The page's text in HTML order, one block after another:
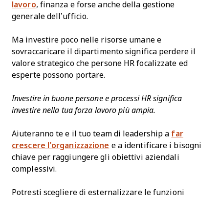
lavoro, finanza e forse anche della gestione
generale dell’ufficio.
Ma investire poco nelle risorse umane e
sovraccaricare il dipartimento significa perdere il
valore strategico che persone HR focalizzate ed
esperte possono portare.
Investire in buone persone e processi HR significa
investire nella tua forza lavoro più ampia.
Aiuteranno te e il tuo team di leadership a far
crescere l’organizzazione e a identificare i bisogni
chiave per raggiungere gli obiettivi aziendali
complessivi.
Potresti scegliere di esternalizzare le funzioni